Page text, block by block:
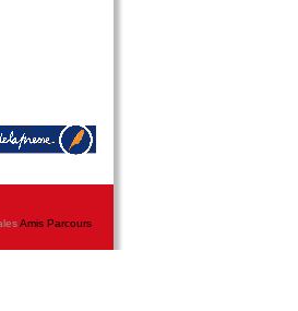
Amis Parcours